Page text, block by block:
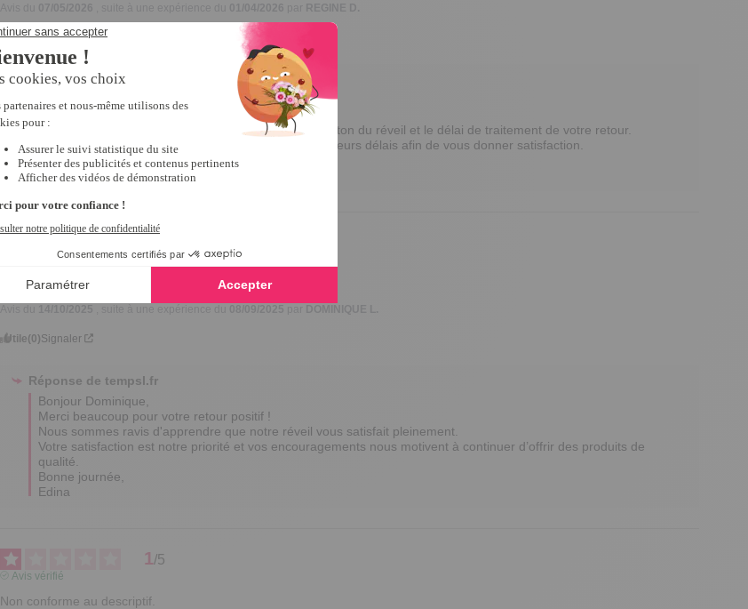
REGINE D.
Utile(0)Signaler
Réponse detempsl.fr
Bonjour Régine,
Merci d'avoir pris le temps de partager votre avis.
Nous comprenons votre déception concernant le bouton du réveil et le délai de traitement de votre retour.
Soyez rassurée, le nécessaire sera fait dans les meilleurs délais afin de vous donner satisfaction.
Bonne journée,
Edina
Avis vérifié
très bon réveil
DOMINIQUE L.
Utile(0)Signaler
Réponse detempsl.fr
Bonjour Dominique,
Merci beaucoup pour votre retour positif !
Nous sommes ravis d'apprendre que notre réveil vous satisfait pleinement.
Votre satisfaction est notre priorité et vos encouragements nous motivent à continuer d’offrir des produits de
qualité.
Bonne journée,
Edina
1/5
Avis vérifié
Non conforme au descriptif.